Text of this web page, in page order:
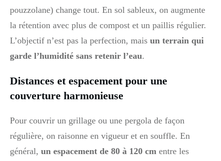
pouzzolane) change tout. En sol sableux, on augmente
la rétention avec plus de compost et un paillis régulier.
L’objectif n’est pas la perfection, mais un terrain qui
garde l’humidité sans retenir l’eau.
Distances et espacement pour une
couverture harmonieuse
Pour couvrir un grillage ou une pergola de façon
régulière, on raisonne en vigueur et en souffle. En
général, un espacement de 80 à 120 cm entre les